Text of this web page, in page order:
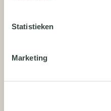
Statistieken
Marketing
Postbus 176